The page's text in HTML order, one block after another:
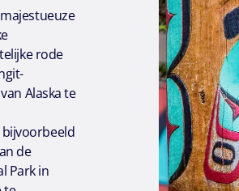
rode
Alaska te
bijvoorbeeld
de
Park in